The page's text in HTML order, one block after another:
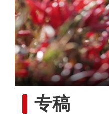
专稿